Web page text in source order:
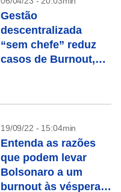
Gestão
descentralizada
“sem chefe” reduz
casos de Burnout,
19/09/22 - 15:04min
Entenda as razões
que podem levar
Bolsonaro a um
burnout às vésperas